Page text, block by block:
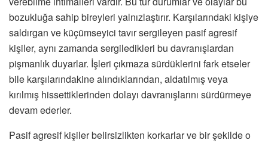
bozukluğa sahip bireyleri yalnızlaştırır. Karşılarındaki kişiye
saldırgan ve küçümseyici tavır sergileyen pasif agresif
kişiler, aynı zamanda sergiledikleri bu davranışlardan
pişmanlık duyarlar. İşleri çıkmaza sürdüklerini fark etseler
bile karşılarındakine alındıklarından, aldatılmış veya
kırılmış hissettiklerinden dolayı davranışlarını sürdürmeye
devam ederler.
Pasif agresif kişiler belirsizlikten korkarlar ve bir şekilde o